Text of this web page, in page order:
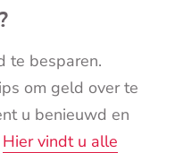
te besparen.
om geld over te
u benieuwd en
Hier vindt u alle